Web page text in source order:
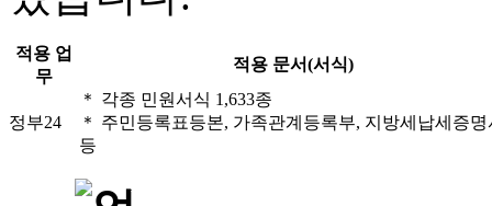
적용 업
무
적용 문서(서식)
정부24
＊ 각종 민원서식 1,633종
＊ 주민등록표등본, 가족관계등록부, 지방세납세증명
등